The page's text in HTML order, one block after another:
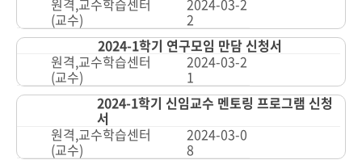
원격,교수학습센터
(교수)
2024-03-2
2
2024-1학기 연구모임 만담 신청서
원격,교수학습센터
(교수)
2024-03-2
1
2024-1학기 신임교수 멘토링 프로그램 신청
서
원격,교수학습센터
(교수)
2024-03-0
8